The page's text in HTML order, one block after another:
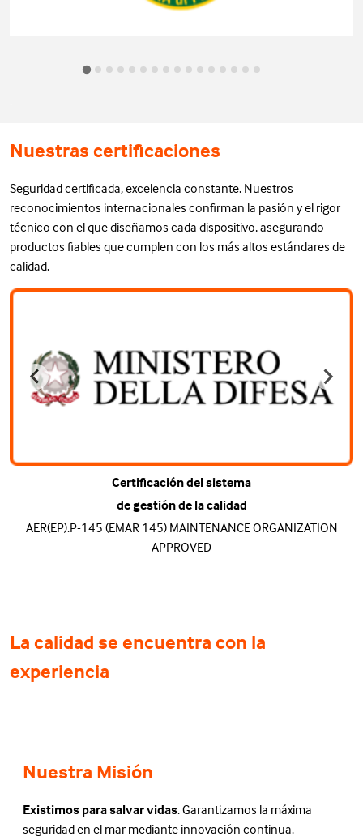
Nuestras certificaciones
Seguridad certificada, excelencia constante. Nuestros
reconocimientos internacionales confirman la pasión y el rigor
técnico con el que diseñamos cada dispositivo, asegurando
productos fiables que cumplen con los más altos estándares de
calidad.
Certificación del sistema
de gestión de la calidad
AER(EP).P-145 (EMAR 145) MAINTENANCE ORGANIZATION
APPROVED
La calidad se encuentra con la
experiencia
Nuestra Misión
Existimos para salvar vidas. Garantizamos la máxima
seguridad en el mar mediante innovación continua.